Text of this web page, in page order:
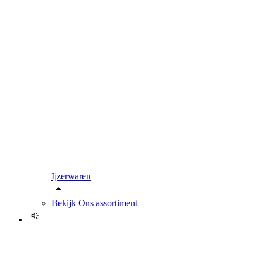
Ijzerwaren
Bekijk Ons assortiment